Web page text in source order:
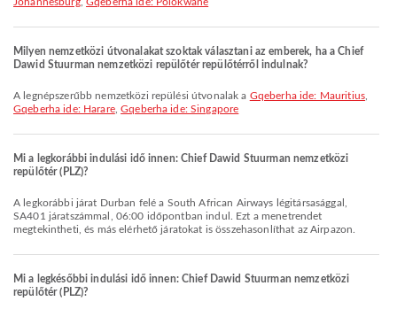
Milyen nemzetközi útvonalakat szoktak választani az emberek, ha a Chief
Dawid Stuurman nemzetközi repülőtér repülőtérről indulnak?
A legnépszerűbb nemzetközi repülési útvonalak a Gqeberha ide: Mauritius,
Gqeberha ide: Harare,Gqeberha ide: Singapore
Mi a legkorábbi indulási idő innen: Chief Dawid Stuurman nemzetközi
repülőtér (PLZ)?
A legkorábbi járat Durban felé a South African Airways légitársasággal,
SA401 járatszámmal, 06:00 időpontban indul. Ezt a menetrendet
megtekintheti, és más elérhető járatokat is összehasonlíthat az Airpazon.
Mi a legkésőbbi indulási idő innen: Chief Dawid Stuurman nemzetközi
repülőtér (PLZ)?